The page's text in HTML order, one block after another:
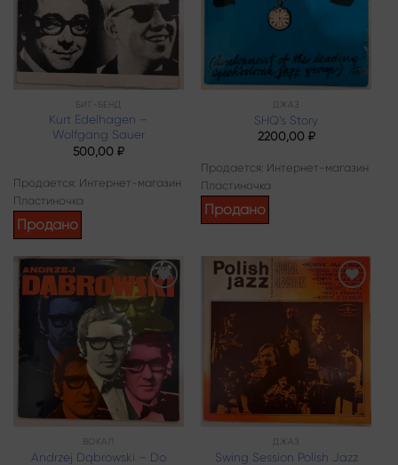
БИГ-БЕНД
Kurt Edelhagen –
Wolfgang Sauer
500,00 ₽
Продается: Интернет-магазин
Пластиночка
Продано
ДЖАЗ
SHQ’s Story
2200,00 ₽
Продается: Интернет-магазин
Пластиночка
Продано
Add to
wishlist
ВОКАЛ
Andrzej Dąbrowski – Do
Add to
wishlist
ДЖАЗ
Swing Session Polish Jazz